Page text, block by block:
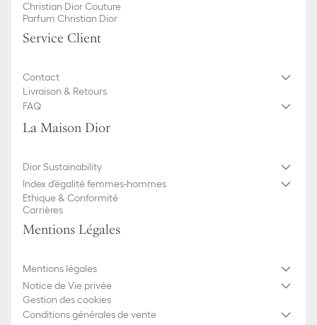
Christian Dior Couture
Parfum Christian Dior
Service Client
Contact
Livraison & Retours
FAQ
La Maison Dior
Dior Sustainability
Index d'égalité femmes-hommes
Ethique & Conformité
Carrières
Mentions Légales
Mentions légales
Notice de Vie privée
Gestion des cookies
Conditions générales de vente